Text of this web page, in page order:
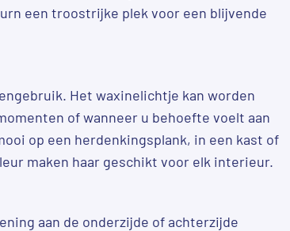
een troostrijke plek voor een blijvende
Het waxinelichtje kan worden
of wanneer u behoefte voelt aan
op een herdenkingsplank, in een kast of
maken haar geschikt voor elk interieur.
aan de onderzijde of achterzijde